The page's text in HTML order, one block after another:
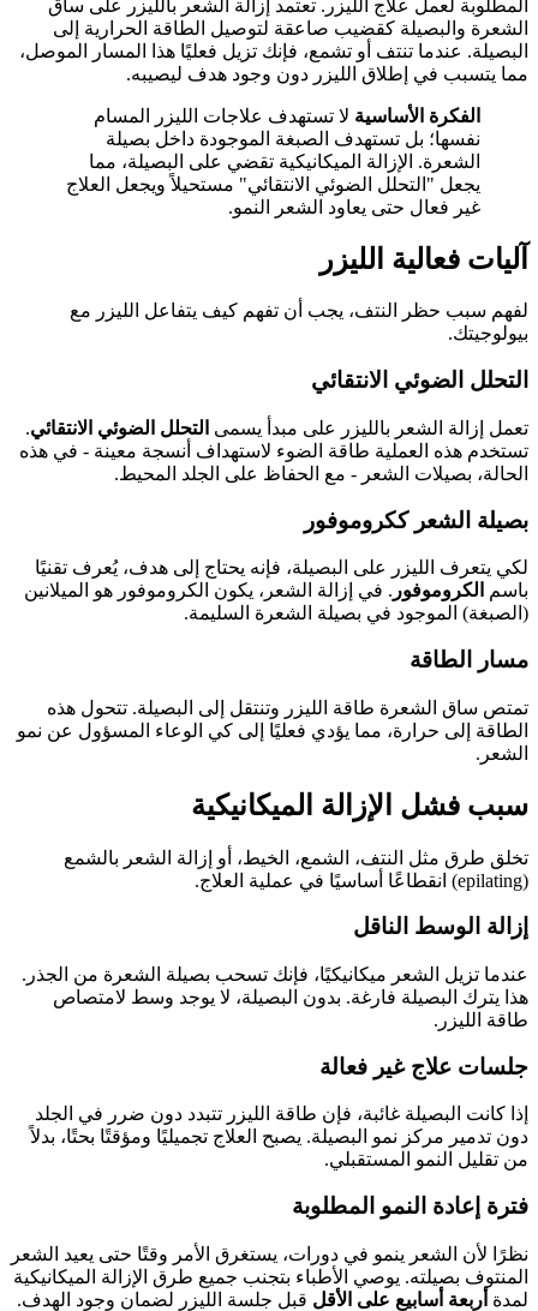
المطلوبة لعمل علاج الليزر. تعتمد إزالة الشعر بالليزر على ساق
الشعرة والبصيلة كقضيب صاعقة لتوصيل الطاقة الحرارية إلى
البصيلة. عندما تنتف أو تشمع، فإنك تزيل فعليًا هذا المسار الموصل،
مما يتسبب في إطلاق الليزر دون وجود هدف ليصيبه.
الفكرة الأساسية لا تستهدف علاجات الليزر المسام
نفسها؛ بل تستهدف الصبغة الموجودة داخل بصيلة
الشعرة. الإزالة الميكانيكية تقضي على البصيلة، مما
يجعل "التحلل الضوئي الانتقائي" مستحيلاً ويجعل العلاج
غير فعال حتى يعاود الشعر النمو.
آليات فعالية الليزر
لفهم سبب حظر النتف، يجب أن تفهم كيف يتفاعل الليزر مع
بيولوجيتك.
التحلل الضوئي الانتقائي
تعمل إزالة الشعر بالليزر على مبدأ يسمى التحلل الضوئي الانتقائي.
تستخدم هذه العملية طاقة الضوء لاستهداف أنسجة معينة - في هذه
الحالة، بصيلات الشعر - مع الحفاظ على الجلد المحيط.
بصيلة الشعر ككروموفور
لكي يتعرف الليزر على البصيلة، فإنه يحتاج إلى هدف، يُعرف تقنيًا
باسم
الكروموفور . في إزالة الشعر، يكون الكروموفور هو الميلانين
(الصبغة) الموجود في بصيلة الشعرة السليمة.
مسار الطاقة
تمتص ساق الشعرة طاقة الليزر وتنتقل إلى البصيلة. تتحول هذه
الطاقة إلى حرارة، مما يؤدي فعليًا إلى كي الوعاء المسؤول عن نمو
الشعر.
سبب فشل الإزالة الميكانيكية
تخلق طرق مثل النتف، الشمع، الخيط، أو إزالة الشعر بالشمع
(epilating) انقطاعًا أساسيًا في عملية العلاج.
إزالة الوسط الناقل
عندما تزيل الشعر ميكانيكيًا، فإنك تسحب بصيلة الشعرة من الجذر.
هذا يترك البصيلة فارغة. بدون البصيلة، لا يوجد وسط لامتصاص
طاقة الليزر.
جلسات علاج غير فعالة
إذا كانت البصيلة غائبة، فإن طاقة الليزر تتبدد دون ضرر في الجلد
دون تدمير مركز نمو البصيلة. يصبح العلاج تجميليًا ومؤقتًا بحتًا، بدلاً
من تقليل النمو المستقبلي.
فترة إعادة النمو المطلوبة
نظرًا لأن الشعر ينمو في دورات، يستغرق الأمر وقتًا حتى يعيد الشعر
المنتوف بصيلته. يوصي الأطباء بتجنب جميع طرق الإزالة الميكانيكية
لمدة أربعة أسابيع على الأقل قبل جلسة الليزر لضمان وجود الهدف.